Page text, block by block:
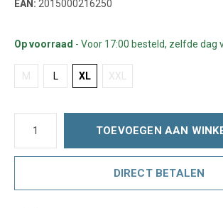
EAN: 2015000216250
Op voorraad - Voor 17:00 besteld, zelfde dag
M L XL XXL
TOEVOEGEN AAN
DIRECT BETALEN